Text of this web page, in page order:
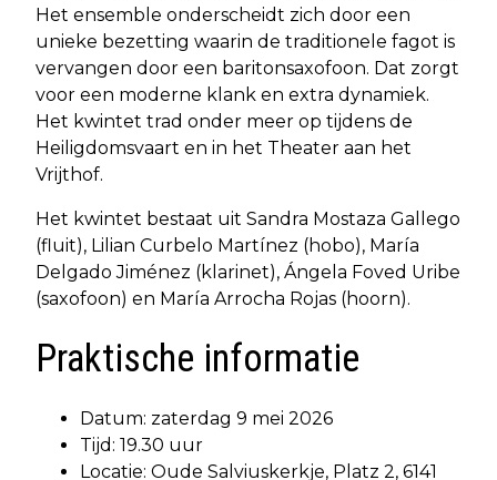
Het ensemble onderscheidt zich door een
unieke bezetting waarin de traditionele fagot is
vervangen door een baritonsaxofoon. Dat zorgt
voor een moderne klank en extra dynamiek.
Het kwintet trad onder meer op tijdens de
Heiligdomsvaart en in het Theater aan het
Vrijthof.
Het kwintet bestaat uit Sandra Mostaza Gallego
(fluit), Lilian Curbelo Martínez (hobo), María
Delgado Jiménez (klarinet), Ángela Foved Uribe
(saxofoon) en María Arrocha Rojas (hoorn).
Praktische informatie
Datum: zaterdag 9 mei 2026
Tijd: 19.30 uur
Locatie: Oude Salviuskerkje, Platz 2, 6141